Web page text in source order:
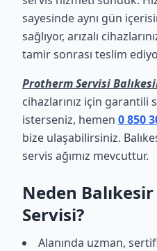
sayesinde aynı gün
sağlıyor, arızalı
tamir sonrası teslim
Protherm Servisi
cihazlarınız için garantili
isterseniz, hemen 0 850
bize ulaşabilirsiniz.
servis ağımız mevcuttur.
Neden
Servisi?
Alanında uzman,